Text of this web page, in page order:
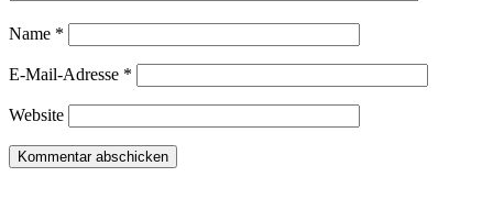
Name *
E-Mail-Adresse *
Website